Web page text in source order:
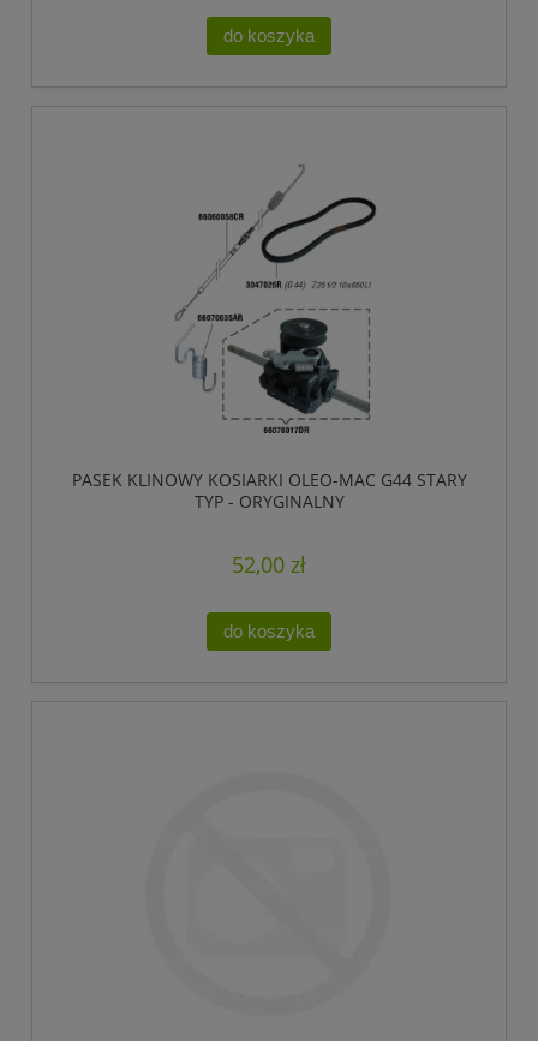
do koszyka
PASEK KLINOWY KOSIARKI OLEO-MAC G44 STARY
TYP - ORYGINALNY
52,00 zł
do koszyka